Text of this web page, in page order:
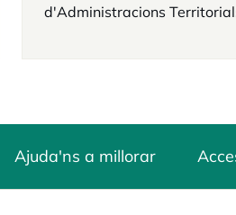
d'Administracions
Ajuda'ns a millorar